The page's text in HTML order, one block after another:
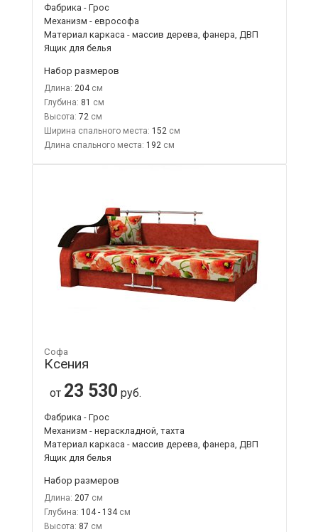
Фабрика - Грос
Механизм - еврософа
Материал каркаса - массив дерева, фанера, ДВП
Ящик для белья
Набор размеров
Длина: 204
Глубина: 81
Высота: 72
Ширина спального места: 152
Длина спального места: 192
Софа
Ксения
от 23 530 руб.
Фабрика - Грос
Механизм - нераскладной, тахта
Материал каркаса - массив дерева, фанера, ДВП
Ящик для белья
Набор размеров
Длина: 207
Глубина: 104 - 134
Высота: 87